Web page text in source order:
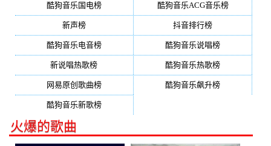
酷狗音乐国电榜 酷狗音乐ACG音乐榜
新声榜 抖音排行榜
酷狗音乐电音榜 酷狗音乐说唱榜
新说唱热歌榜 酷狗音乐热歌榜
网易原创歌曲榜 酷狗音乐飙升榜
酷狗音乐新歌榜
火爆的歌曲